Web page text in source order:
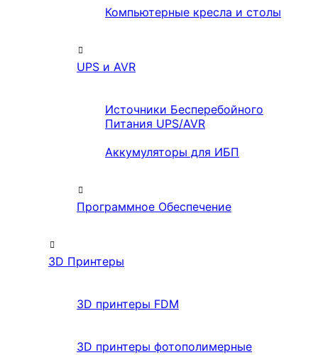
Компьютерные кресла и столы
UPS и AVR
Источники Бесперебойного
Питания UPS/AVR
Аккумуляторы для ИБП
Программное Обеспечение
3D Принтеры
3D принтеры FDM
3D принтеры фотополимерные